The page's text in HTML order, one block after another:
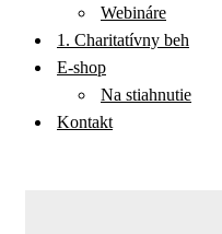
Webináre
1. Charitatívny beh
E-shop
Na stiahnutie
Kontakt